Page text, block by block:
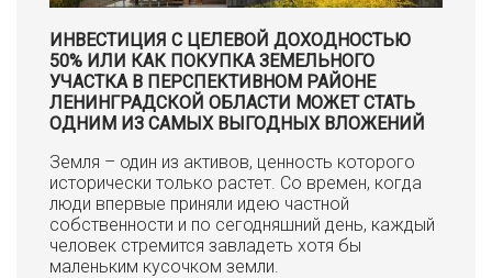
ИНВЕСТИЦИЯ С ЦЕЛЕВОЙ ДОХОДНОСТЬЮ
50% ИЛИ КАК ПОКУПКА ЗЕМЕЛЬНОГО
УЧАСТКА В ПЕРСПЕКТИВНОМ РАЙОНЕ
ЛЕНИНГРАДСКОЙ ОБЛАСТИ МОЖЕТ СТАТЬ
ОДНИМ ИЗ САМЫХ ВЫГОДНЫХ ВЛОЖЕНИЙ
Земля – один из активов, ценность которого
исторически только растет. Со времен, когда
люди впервые приняли идею частной
собственности и по сегодняшний день, каждый
человек стремится завладеть хотя бы
маленьким кусочком земли.